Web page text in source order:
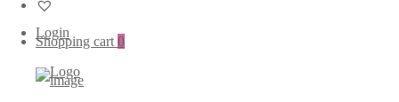
Login
Shopping cart 0